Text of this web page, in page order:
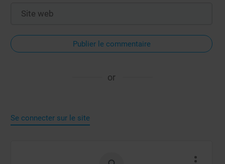
Publier le commentaire
or
Se connecter sur le site